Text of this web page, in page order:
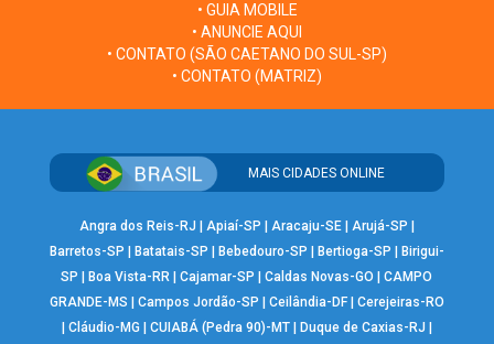
• GUIA MOBILE
• ANUNCIE AQUI
• CONTATO (SÃO CAETANO DO SUL-SP)
• CONTATO (MATRIZ)
MAIS CIDADES ONLINE
Angra dos Reis-RJ Apiaí-SP Aracaju-SE| Arujá-SP
Barretos-SP
Batatais-SP Bebedouro-SP Bertioga-SP
Birigui-
SP
Boa Vista-RR |Cajamar-SP |Caldas Novas-GO |CAMPO
GRANDE-MS
Campos Jordão-SP Ceilândia-DF| Cerejeiras-RO
Cláudio-MG CUIABÁ (Pedra 90)-MT| Duque de Caxias-RJ